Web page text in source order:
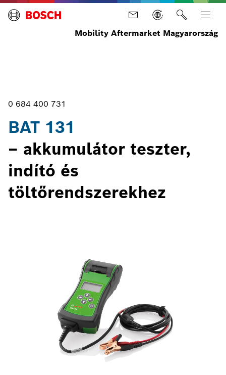
Mobility Aftermarket Magyarország
0 684 400 731
BAT 131
– akkumulátor teszter,
indító és
töltőrendszerekhez